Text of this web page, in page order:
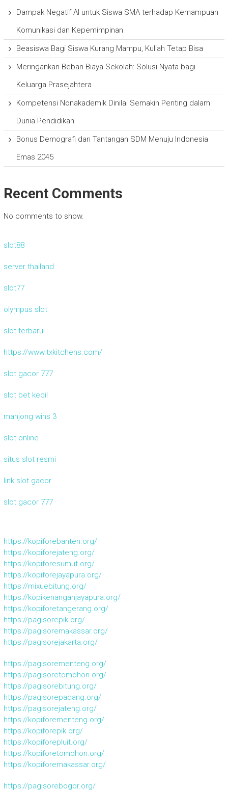
Dampak Negatif AI untuk Siswa SMA terhadap Kemampuan
Komunikasi dan Kepemimpinan
Beasiswa Bagi Siswa Kurang Mampu, Kuliah Tetap Bisa
Meringankan Beban Biaya Sekolah: Solusi Nyata bagi
Keluarga Prasejahtera
Kompetensi Nonakademik Dinilai Semakin Penting dalam
Dunia Pendidikan
Bonus Demografi dan Tantangan SDM Menuju Indonesia
Emas 2045
Recent Comments
No comments to show.
slot88
server thailand
slot77
olympus slot
slot terbaru
https://www.txkitchens.com/
slot gacor 777
slot bet kecil
mahjong wins 3
slot online
situs slot resmi
link slot gacor
slot gacor 777
https://kopiforebanten.org/
https://kopiforejateng.org/
https://kopiforesumut.org/
https://kopiforejayapura.org/
https://mixuebitung.org/
https://kopikenanganjayapura.org/
https://kopiforetangerang.org/
https://pagisorepik.org/
https://pagisoremakassar.org/
https://pagisorejakarta.org/
https://pagisorementeng.org/
https://pagisoretomohon.org/
https://pagisorebitung.org/
https://pagisorepadang.org/
https://pagisorejateng.org/
https://kopiforementeng.org/
https://kopiforepik.org/
https://kopiforepluit.org/
https://kopiforetomohon.org/
https://kopiforemakassar.org/
https://pagisorebogor.org/